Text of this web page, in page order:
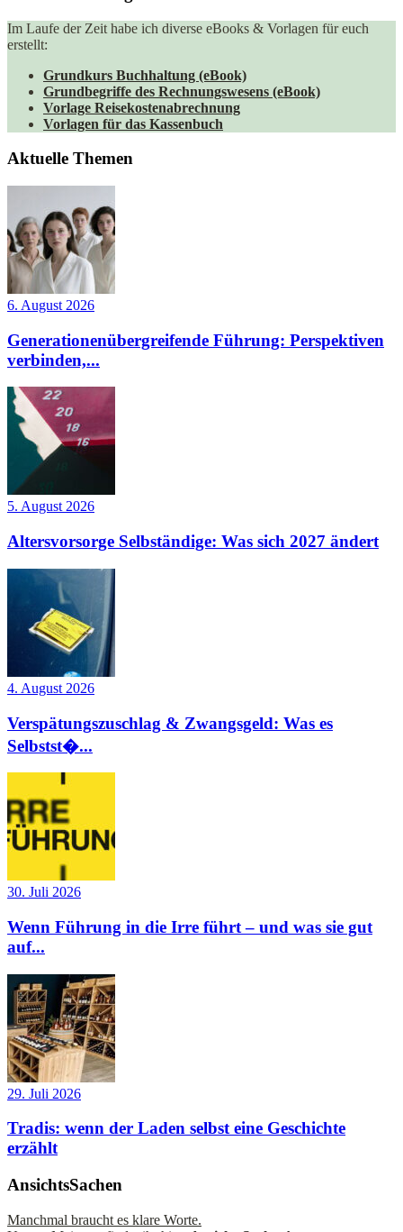
Im Laufe der Zeit habe ich diverse eBooks & Vorlagen für euch
erstellt:
Grundkurs Buchhaltung (eBook)
Grundbegriffe des Rechnungswesens (eBook)
Vorlage Reisekostenabrechnung
Vorlagen für das Kassenbuch
Aktuelle Themen
6. August 2026
Generationenübergreifende Führung: Perspektiven
verbinden,...
5. August 2026
Altersvorsorge Selbständige: Was sich 2027 ändert
4. August 2026
Verspätungszuschlag & Zwangsgeld: Was es
Selbstst�...
30. Juli 2026
Wenn Führung in die Irre führt – und was sie gut
auf...
29. Juli 2026
Tradis: wenn der Laden selbst eine Geschichte
erzählt
AnsichtsSachen
Manchmal braucht es klare Worte.